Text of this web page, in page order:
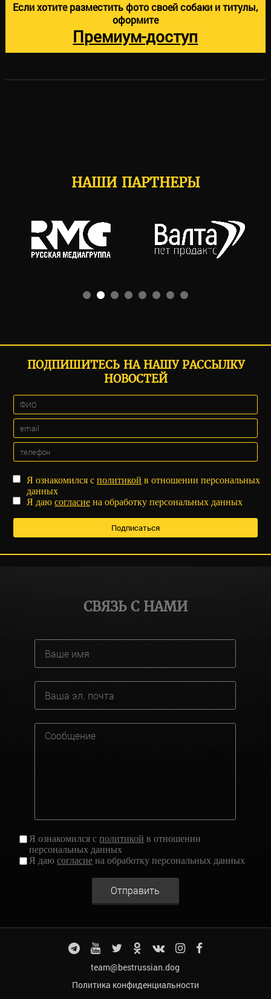
Если хотите разместить фото своей собаки и титулы,
оформите
Премиум-доступ
НАШИ ПАРТНЕРЫ
ПОДПИШИТЕСЬ НА НАШУ РАССЫЛКУ
НОВОСТЕЙ
Я ознакомился сполитикой в отношении персональных
данных
Я даюсогласие на обработку персональных данных
СВЯЗЬ С НАМИ
Я ознакомился сполитикой в отношении
персональных данных
Я даюсогласие на обработку персональных данных
Отправить
team@bestrussian.dog
Политика конфиденциальности